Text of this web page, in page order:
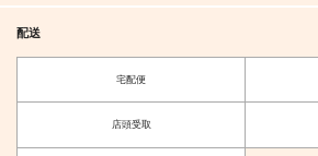
配送
宅配便
店頭受取